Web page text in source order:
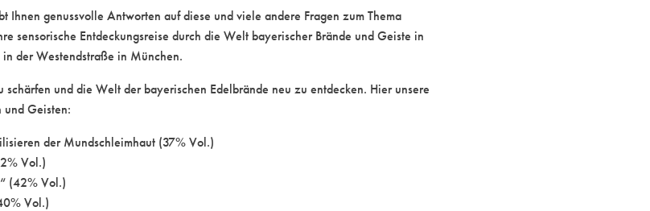
Ihnen genussvolle Antworten auf diese und viele andere Fragen zum Thema
sensorische Entdeckungsreise durch die Welt bayerischer Brände und Geiste in
in der Westendstraße in München.
schärfen und die Welt der bayerischen Edelbrände neu zu entdecken. Hier unsere
und Geisten:
der Mundschleimhaut (37% Vol.)
Vol.)
(42% Vol.)
Vol.)